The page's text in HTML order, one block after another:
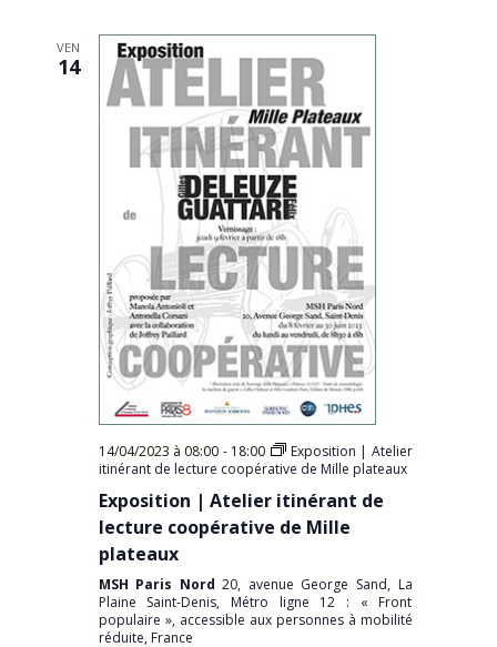
VEN
14
14/04/2023 à 08:00 - 18:00
Exposition | Atelier
itinérant de lecture coopérative de Mille plateaux
Exposition | Atelier itinérant de
lecture coopérative de Mille
plateaux
MSH Paris Nord20, avenue George Sand, La
Plaine Saint-Denis, Métro ligne 12 : « Front
populaire », accessible aux personnes à mobilité
réduite, France